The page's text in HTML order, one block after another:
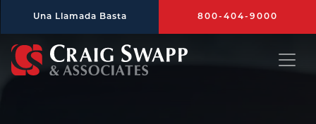
Una Llamada Basta 800-404-9000